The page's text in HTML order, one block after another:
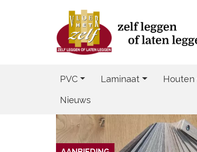
PVC Laminaat
Nieuws